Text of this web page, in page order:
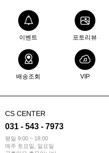
이벤트 포토리뷰
배송조회 VIP
CS CENTER
031 - 543 - 7973
평일 9:00 ~ 18:00
매주 토요일, 일요일